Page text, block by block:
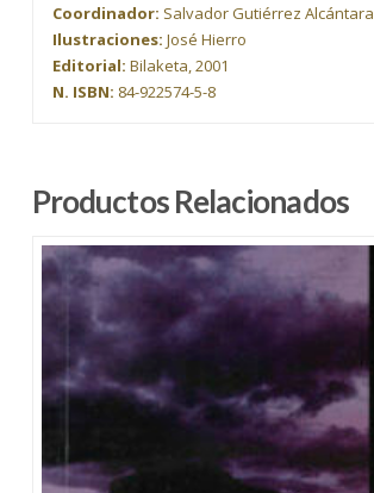
Coordinador: Salvador Gutiérrez Alcántara
Ilustraciones: José Hierro
Editorial: Bilaketa, 2001
N. ISBN: 84-922574-5-8
Productos Relacionados